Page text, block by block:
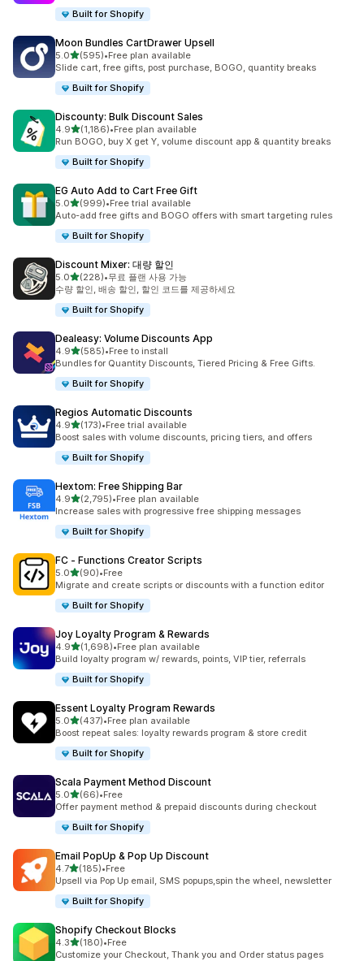
Built for Shopify
Moon Bundles CartDrawer Upsell
5.0별 5개 중
(595)
총 리뷰 595개
•Free plan available
Slide cart, free gifts, post purchase, BOGO, quantity breaks
Built for Shopify
Discounty: Bulk Discount Sales
4.9별 5개 중
(1,186)
총 리뷰 1186개
•Free plan available
Run BOGO, buy X get Y, volume discount app & quantity breaks
Built for Shopify
EG Auto Add to Cart Free Gift
5.0별 5개 중
(999)
총 리뷰 999개
•Free trial available
Auto-add free gifts and BOGO offers with smart targeting rules
Built for Shopify
Discount Mixer: 대량 할인
5.0별 5개 중
(228)
총 리뷰 228개
•무료 플랜 사용 가능
수량 할인, 배송 할인, 할인 코드를 제공하세요
Built for Shopify
Dealeasy: Volume Discounts App
4.9별 5개 중
(585)
총 리뷰 585개
•Free to install
Bundles for Quantity Discounts, Tiered Pricing & Free Gifts.
Built for Shopify
Regios Automatic Discounts
4.9별 5개 중
(173)
총 리뷰 173개
•Free trial available
Boost sales with volume discounts, pricing tiers, and offers
Built for Shopify
Hextom: Free Shipping Bar
4.9별 5개 중
(2,795)
총 리뷰 2795개
•Free plan available
Increase sales with progressive free shipping messages
Built for Shopify
FC ‑ Functions Creator Scripts
5.0별 5개 중
(90)
총 리뷰 90개
•Free
Migrate and create scripts or discounts with a function editor
Built for Shopify
Joy Loyalty Program & Rewards
4.9별 5개 중
(1,698)
총 리뷰 1698개
•Free plan available
Build loyalty program w/ rewards, points, VIP tier, referrals
Built for Shopify
Essent Loyalty Program Rewards
5.0별 5개 중
(437)
총 리뷰 437개
•Free plan available
Boost repeat sales: loyalty rewards program & store credit
Built for Shopify
Scala Payment Method Discount
5.0별 5개 중
(66)
총 리뷰 66개
•Free
Offer payment method & prepaid discounts during checkout
Built for Shopify
Email PopUp & Pop Up Discount
4.7별 5개 중
(185)
총 리뷰 185개
•Free
Upsell via Pop Up email, SMS popups,spin the wheel, newsletter
Built for Shopify
Shopify Checkout Blocks
4.3별 5개 중
(180)
총 리뷰 180개
•Free
Customize your Checkout, Thank you and Order status pages